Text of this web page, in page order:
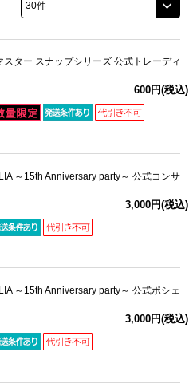
スター スナップシリーズ 公式トレーディ
600円(税込)
～15th Anniversary party～ 公式コンサ
3,000円(税込)
～15th Anniversary party～ 公式ポシェ
3,000円(税込)